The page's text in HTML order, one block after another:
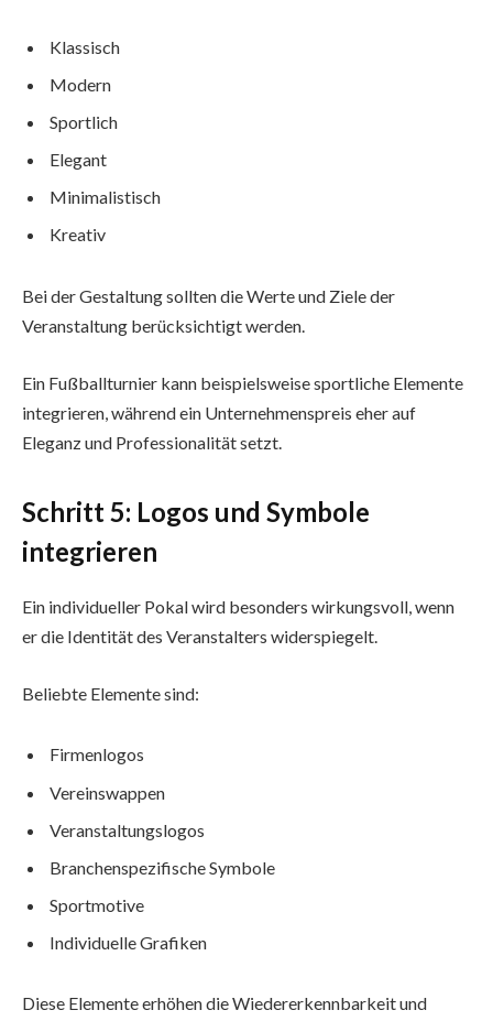
Klassisch
Modern
Sportlich
Elegant
Minimalistisch
Kreativ
Bei der Gestaltung sollten die Werte und Ziele der
Veranstaltung berücksichtigt werden.
Ein Fußballturnier kann beispielsweise sportliche Elemente
integrieren, während ein Unternehmenspreis eher auf
Eleganz und Professionalität setzt.
Schritt 5: Logos und Symbole
integrieren
Ein individueller Pokal wird besonders wirkungsvoll, wenn
er die Identität des Veranstalters widerspiegelt.
Beliebte Elemente sind:
Firmenlogos
Vereinswappen
Veranstaltungslogos
Branchenspezifische Symbole
Sportmotive
Individuelle Grafiken
Diese Elemente erhöhen die Wiedererkennbarkeit und